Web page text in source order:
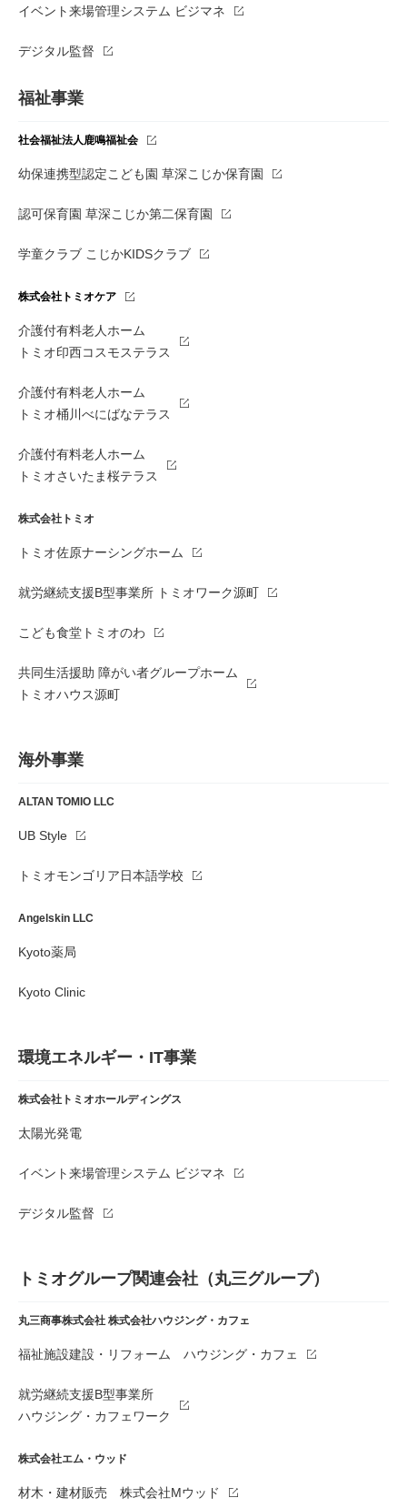
イベント来場管理システム ビジマネ
デジタル監督
福祉事業
社会福祉法人鹿鳴福祉会
幼保連携型認定こども園 草深こじか保育園
認可保育園 草深こじか第二保育園
学童クラブ こじかKIDSクラブ
株式会社トミオケア
介護付有料老人ホーム
トミオ印西コスモステラス
介護付有料老人ホーム
トミオ桶川べにばなテラス
介護付有料老人ホーム
トミオさいたま桜テラス
株式会社トミオ
トミオ佐原ナーシングホーム
就労継続支援B型事業所 トミオワーク源町
こども食堂トミオのわ
共同生活援助 障がい者グループホーム
トミオハウス源町
海外事業
ALTAN TOMIO LLC
UB Style
トミオモンゴリア日本語学校
Angelskin LLC
Kyoto薬局
Kyoto Clinic
環境エネルギー・IT事業
株式会社トミオホールディングス
太陽光発電
イベント来場管理システム ビジマネ
デジタル監督
トミオグループ関連会社（丸三グループ）
丸三商事株式会社 株式会社ハウジング・カフェ
福祉施設建設・リフォーム ハウジング・カフェ
就労継続支援B型事業所
ハウジング・カフェワーク
株式会社エム・ウッド
材木・建材販売 株式会社Mウッド